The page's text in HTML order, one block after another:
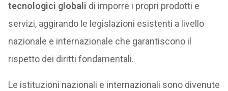
tecnologici globali di imporre i propri prodotti e
servizi, aggirando le legislazioni esistenti a livello
nazionale e internazionale che garantiscono il
rispetto dei diritti fondamentali.
Le istituzioni nazionali e internazionali sono divenute